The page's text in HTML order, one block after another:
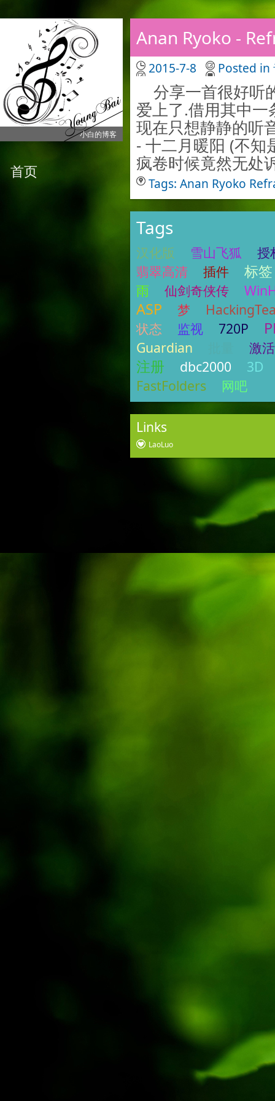
小白的博客
首页
Anan Ryoko -
2015-7-8 Posted in
分享一首很好听
爱上了.借用其中
现在只想静静的
- 十二月暖阳 (不
疯卷时候竟然无处
Tags: Anan Ryoko
Tags
汉化版 雪山飞狐
授
翡翠高清
插件 标签
雨 仙剑奇侠传
ASP 梦
状态
监视 720P
Guardian 激
注册 dbc2000
3D
FastFolders
网吧
Links
LaoLuo